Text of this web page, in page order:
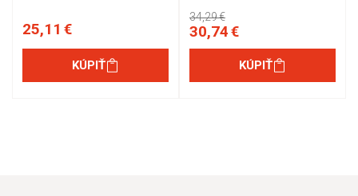
25,11 €
KÚPIŤ
34,29 €
30,74 €
KÚPIŤ